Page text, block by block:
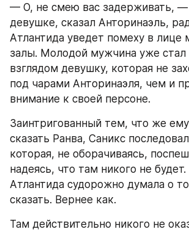
— О, не смею вас задерживать, —
девушке, сказал Анторинаэль,
Атлантида уведет помеху в лице
залы. Молодой мужчина уже стал
взглядом девушку, которая не
под чарами Анторинаэля, чем и
внимание к своей персоне.
Заинтригованный тем, что же
сказать Ранва, Саникс
которая, не оборачиваясь,
надеясь, что там никого не
Атлантида судорожно думала о
сказать. Вернее как.
Там действительно никого не